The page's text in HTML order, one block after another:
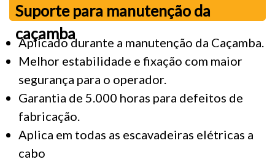
Suporte para manutenção da
caçamba
Aplicado durante a manutenção da Caçamba.
Melhor estabilidade e fixação com maior
segurança para o operador.
Garantia de 5.000 horas para defeitos de
fabricação.
Aplica em todas as escavadeiras elétricas a
cabo